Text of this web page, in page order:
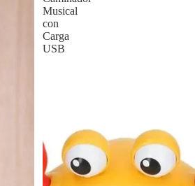
Musical
con
Carga
USB